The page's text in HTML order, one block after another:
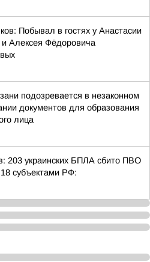
Побывал в гостях у Анастасии
Алексея Фёдоровича
подозревается в незаконном
документов для образования
лица
203 украинских БПЛА сбито ПВО
субъектами РФ: